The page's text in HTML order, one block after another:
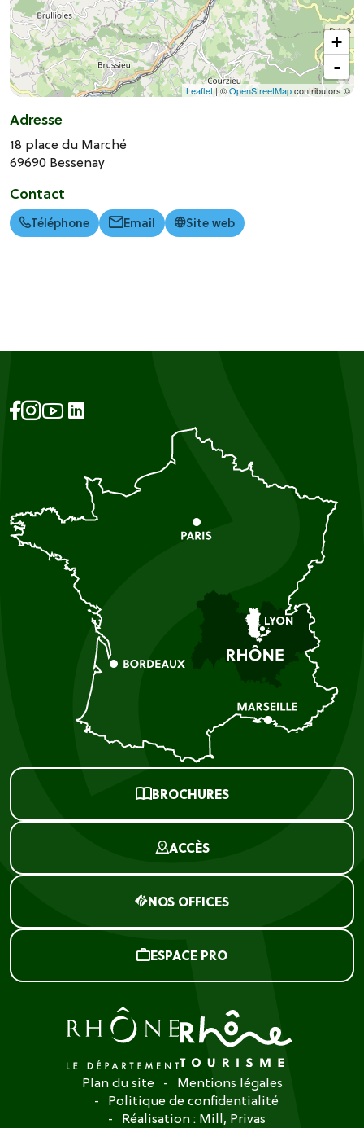
+
-
Leaflet | ©OpenStreetMapcontributors ©
Adresse
18 place du Marché
69690 Bessenay
Contact
Téléphone Email Site web
BROCHURES
ACCÈS
NOS OFFICES
ESPACE PRO
Plan du site
Mentions légales
Politique de confidentialité
Réalisation : Mill, Privas